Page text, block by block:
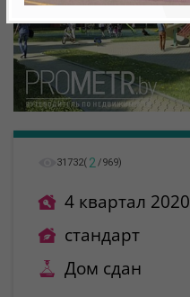
31732( 2 /969)
4 квартал 2020
стандарт
Дом сдан